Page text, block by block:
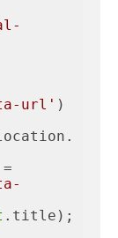
url' )
.title);